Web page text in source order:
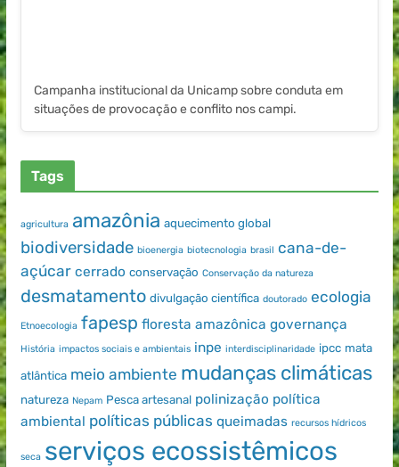
Campanha institucional da Unicamp sobre conduta em
situações de provocação e conflito nos campi.
Tags
agricultura amazônia aquecimento global
biodiversidade bioenergia biotecnologia brasil cana-de-
açúcar cerrado conservação Conservação da natureza
desmatamento divulgação científica doutorado ecologia
Etnoecologia fapesp floresta amazônica governança
História impactos sociais e ambientais inpe interdisciplinaridade ipcc mata
atlântica meio ambiente mudanças climáticas
natureza Nepam Pesca artesanal polinização política
ambiental políticas públicas queimadas recursos hídricos
seca serviços ecossistêmicos